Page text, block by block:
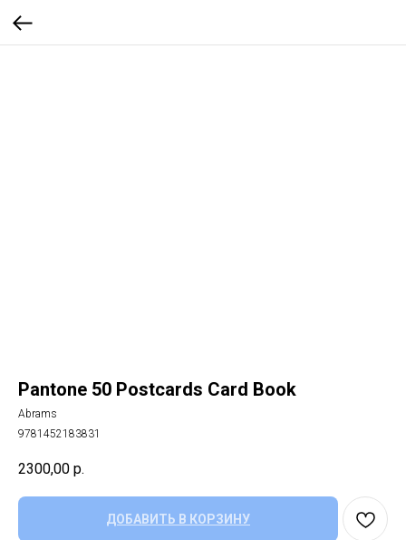
Pantone 50 Postcards Card Book
Abrams
9781452183831
2300,00 р.
ДОБАВИТЬ В КОРЗИНУ